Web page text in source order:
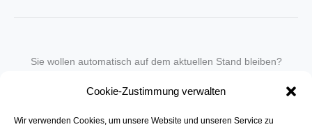
Cookie-Zustimmung verwalten
Wir verwenden Cookies, um unsere Website und unseren Service zu
Sie wollen automatisch auf dem aktuellen Stand bleiben?
in unseren Newsletter-Service auf.